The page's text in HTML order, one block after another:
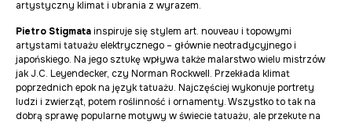
artystyczny klimat i ubrania z wyrazem.
Pietro Stigmatainspiruje się stylem art. nouveau i topowymi
artystami tatuażu elektrycznego – głównie neotradycyjnego i
japońskiego. Na jego sztukę wpływa także malarstwo wielu mistrzów
jak J.C. Leyendecker, czy Norman Rockwell. Przekłada klimat
poprzednich epok na język tatuażu. Najczęściej wykonuje portrety
ludzi i zwierząt, potem roślinność i ornamenty. Wszystko to tak na
dobrą sprawę popularne motywy w świecie tatuażu, ale przekute na